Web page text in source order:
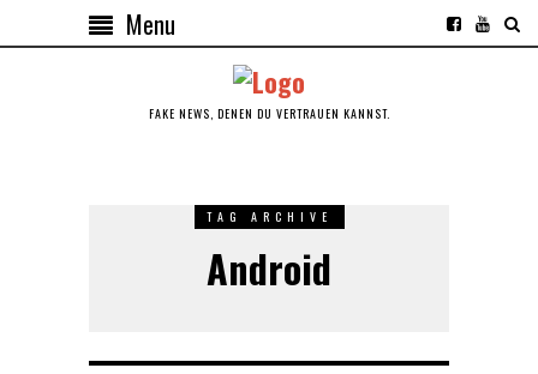
Menu
FAKE NEWS, DENEN DU VERTRAUEN KANNST.
TAG ARCHIVE
Android